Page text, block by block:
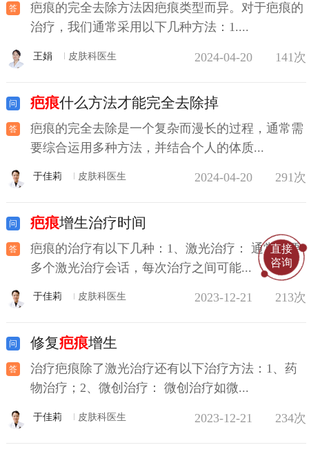
疤痕的完全去除方法因疤痕类型而异。对于疤痕的
治疗，我们通常采用以下几种方法：1....
王娟 皮肤科医生 2024-04-20 141次
疤痕什么方法才能完全去除掉
疤痕的完全去除是一个复杂而漫长的过程，通常需
要综合运用多种方法，并结合个人的体质...
于佳莉 皮肤科医生 2024-04-20 291次
疤痕增生治疗时间
疤痕的治疗有以下几种：1、激光治疗： 通常需要
多个激光治疗会话，每次治疗之间可能...
于佳莉 皮肤科医生 2023-12-21 213次
修复疤痕增生
治疗疤痕除了激光治疗还有以下治疗方法：1、药
物治疗；2、微创治疗： 微创治疗如微...
于佳莉 皮肤科医生 2023-12-21 234次
直接
咨询